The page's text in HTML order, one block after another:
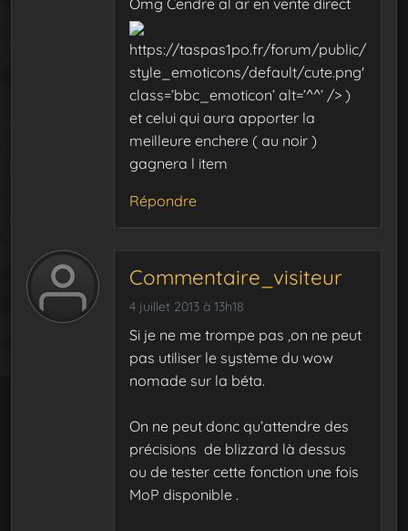
https://taspas1po.fr/forum/public/
style_emoticons/default/cute.png'
class=’bbc_emoticon’ alt=’^^’ /> )
et celui qui aura apporter la
meilleure enchere ( au noir )
gagnera l item
Répondre
Commentaire_visiteur
4 juillet 2013 à 13h18
Si je ne me trompe pas ,on ne peut
pas utiliser le système du wow
nomade sur la béta.
On ne peut donc qu’attendre des
précisions de blizzard là dessus
ou de tester cette fonction une fois
MoP disponible .